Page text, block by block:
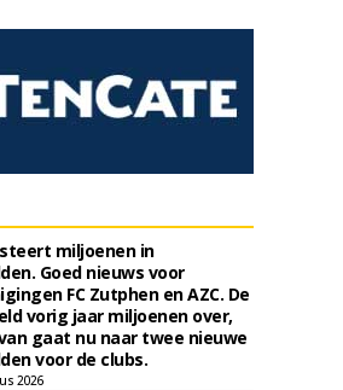
miljoenen in
Goed nieuws voor
FC Zutphen en AZC. De
vorig jaar miljoenen over,
gaat nu naar twee nieuwe
voor de clubs.
2026